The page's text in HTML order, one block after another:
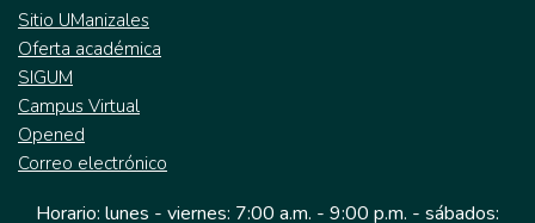
Sitio UManizales
Oferta académica
SIGUM
Campus Virtual
Opened
Correo electrónico
Horario: lunes - viernes: 7:00 a.m. - 9:00 p.m. - sábados: